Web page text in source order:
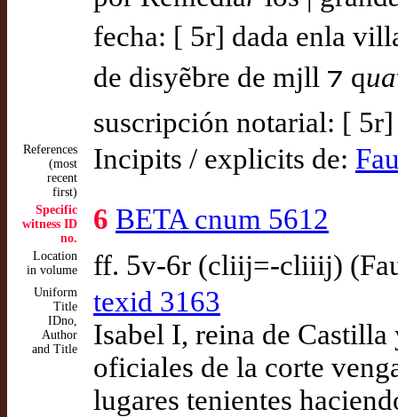
fecha: [ 5r] dada enla
de disyẽbre de mjll ⁊ qua
suscripción notarial: [
References
(most
recent
first)
Incipits / explicits de:
Specific
witness ID
no.
6 BETA cnum 5612
Location
in volume
ff. 5v-6r (cliij=-cliiij)
Uniform
Title
IDno,
Author
and Title
texid 3163
Isabel I, reina de
oficiales de la corte
lugares tenientes